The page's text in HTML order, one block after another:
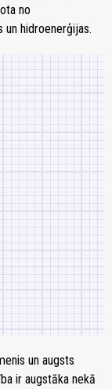
no
hidroenerģijas.
un augsts
ir augstāka nekā